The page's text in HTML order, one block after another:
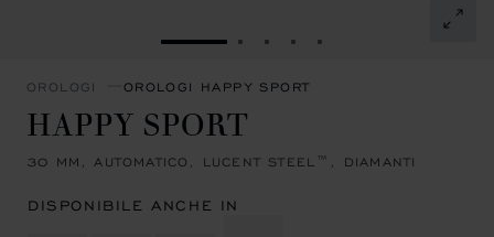
VAI ALLA SLIDE 1
VAI ALLA SLIDE 2
VAI ALLA SLIDE 3
VAI ALLA SLIDE 4
VAI ALLA SLIDE 5
OROLOGI OROLOGI HAPPY SPORT
HAPPY SPORT
30 MM, AUTOMATICO, LUCENT STEEL™, DIAMANTI
DISPONIBILE ANCHE IN